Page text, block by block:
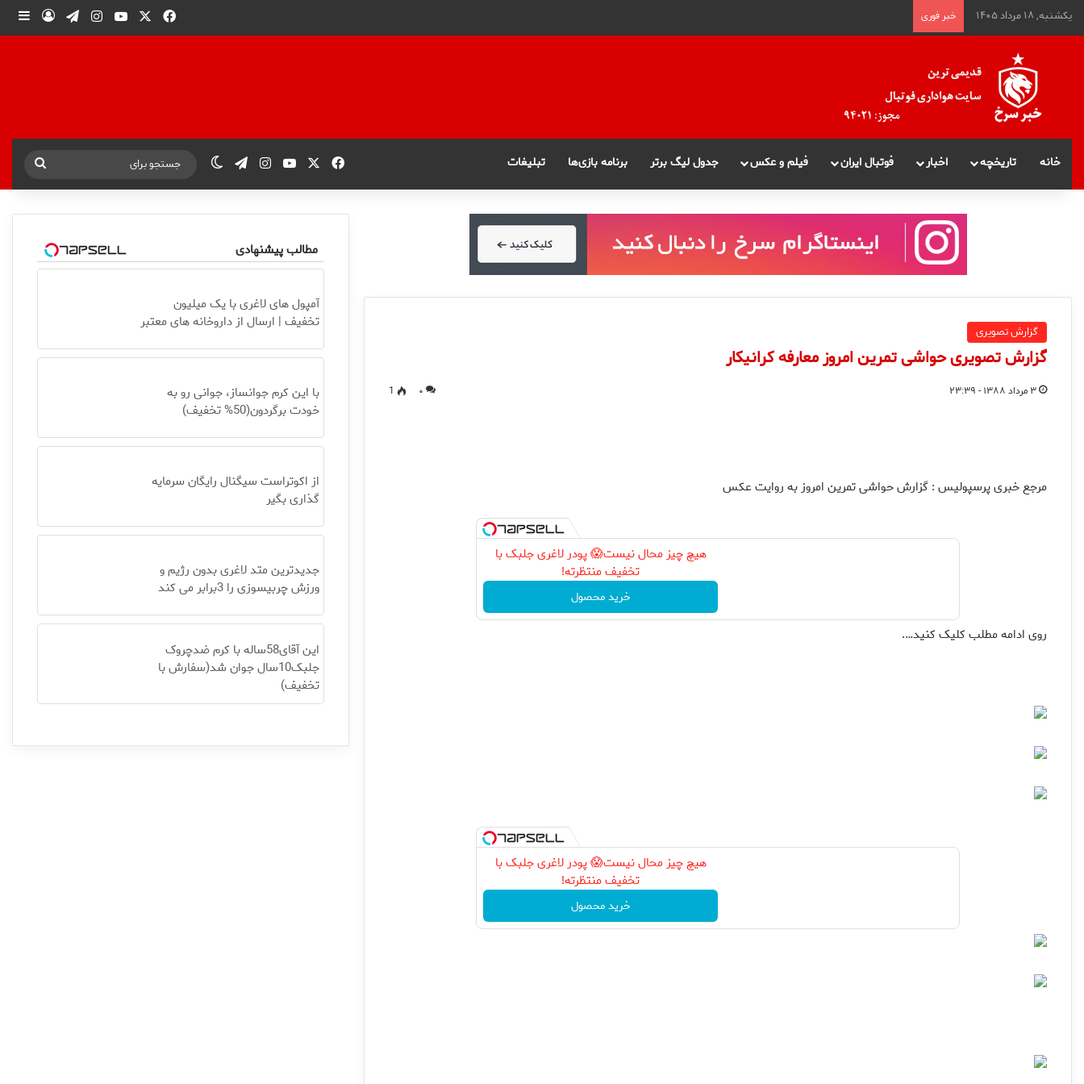
یکشنبه, ۱۸ مرداد ۱۴۰۵ خبر فوری فیس بوکیوتیوباینستاگرام
تلگرامورود
خانه تاریخچه اخبار فوتبال ایران فیلم و عکس جدول لیگ برتر برنامه بازی‌ها تبلیغات فیس بوکیوتیوباینستاگرام
تلگرامتغییر پوسته
جستجو
برای
گزارش تصویری
گزارش تصویری حواشی تمرین امروز معارفه کرانیکار
۳ مرداد ۱۳۸۸ - ۲۳:۳۹ ۰ 1
مرجع خبری پرسپولیس : گزارش حواشی تمرین امروز به روایت عکس
هیچ چیز محال نیست😱 پودر لاغری جلبک با
تخفیف منتظرته!
خرید محصول
روی ادامه مطلب کلیک کنید….
هیچ چیز محال نیست😱 پودر لاغری جلبک با
تخفیف منتظرته!
خرید محصول
مطالب پیشنهادی
آمپول های لاغری با یک میلیون
تخفیف | ارسال از داروخانه های معتبر
با این کرم جوانساز، جوانی رو به
خودت برگردون(50% تخفیف)
از اکوتراست سیگنال رایگان سرمایه
گذاری بگیر
جدیدترین متد لاغری بدون رژیم و
ورزش چربیسوزی را 3برابر می کند
این آقای58ساله با کرم ضدچروک
جلبک10سال جوان شد(سفارش با
تخفیف)